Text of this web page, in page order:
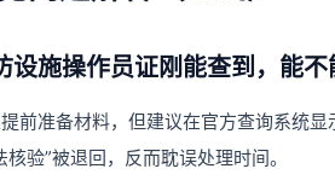
设施操作员证刚能查到，能不
前准备材料，但建议在官方查询系统
核验”被退回，反而耽误处理时间。